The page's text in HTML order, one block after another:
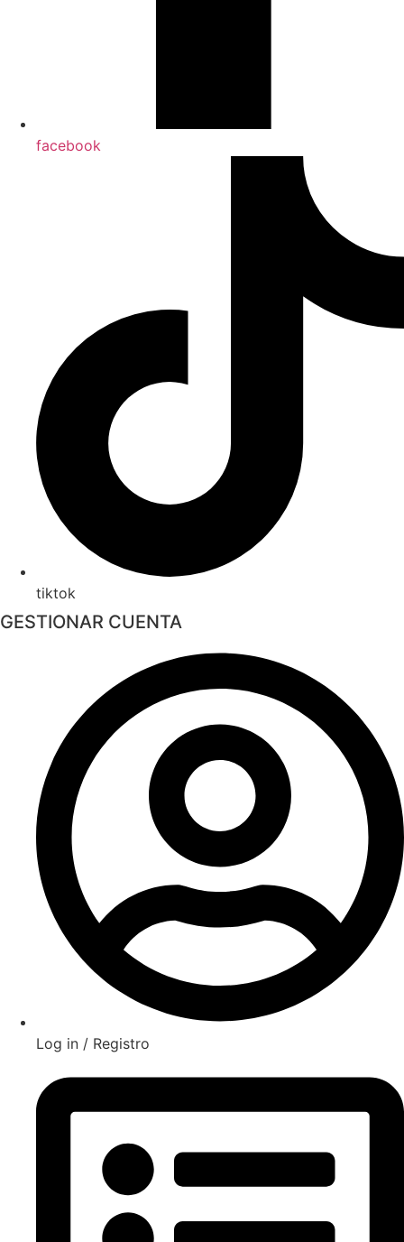
facebook
tiktok
GESTIONAR CUENTA
Log in / Registro